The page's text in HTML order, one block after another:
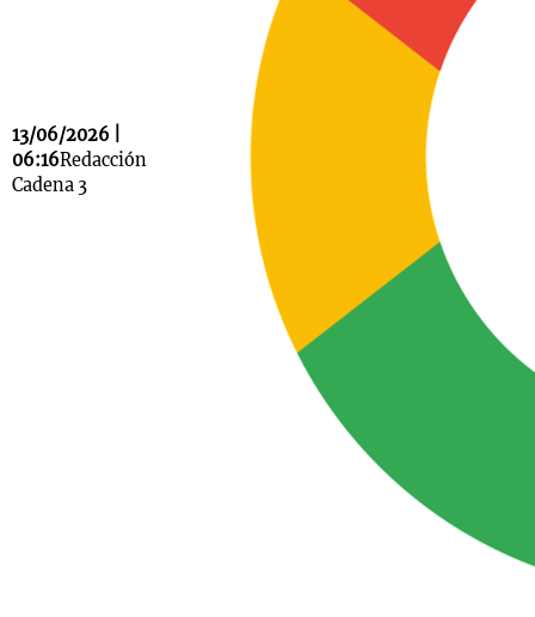
13/06/2026 |
06:16Redacción
Cadena 3
La Sole en
Cadena 3